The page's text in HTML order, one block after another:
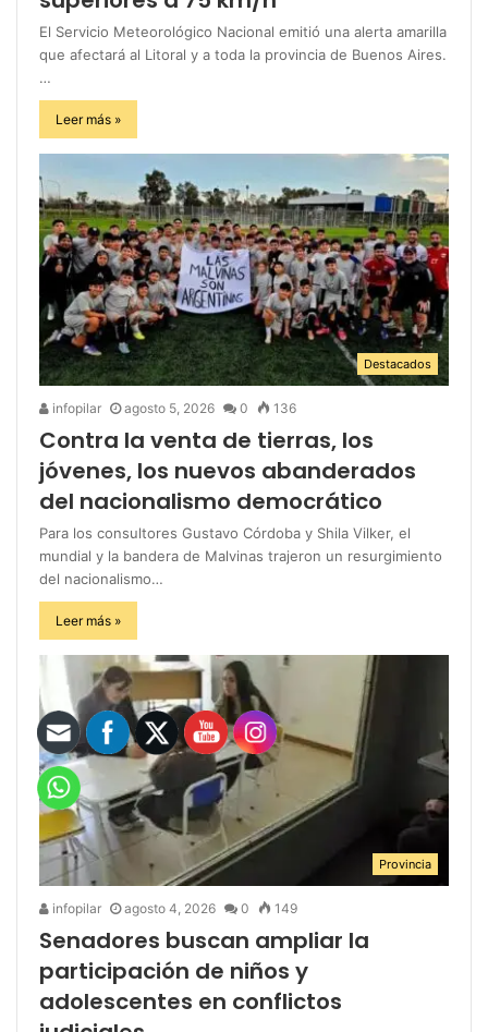
El Servicio Meteorológico Nacional emitió una alerta amarilla
que afectará al Litoral y a toda la provincia de Buenos Aires.
…
Leer más »
Destacados
infopilar agosto 5, 2026 0 136
Contra la venta de tierras, los
jóvenes, los nuevos abanderados
del nacionalismo democrático
Para los consultores Gustavo Córdoba y Shila Vilker, el
mundial y la bandera de Malvinas trajeron un resurgimiento
del nacionalismo…
Leer más »
Provincia
infopilar agosto 4, 2026 0 149
Senadores buscan ampliar la
participación de niños y
adolescentes en conflictos